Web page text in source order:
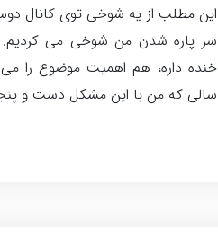
این مطلب از یه شوخی توی کانال
سر پاره شدن من شوخی می کردیم.
خنده داره، هم اهمیت موضوع را
سالی که من با این مشکل دست و